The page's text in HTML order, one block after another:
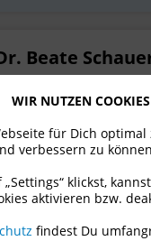
Beate
für
9Bewertungen
Erbstreit
Erbrecht
WIR NUTZEN COOKIES
für Dich optimal
verbessern zu
klickst,
aktivieren bzw.
findest Du